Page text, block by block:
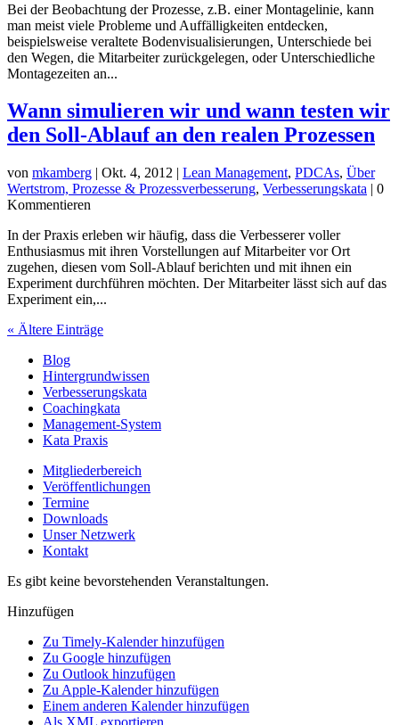
Bei der Beobachtung der Prozesse, z.B. einer Montagelinie, kann
man meist viele Probleme und Auffälligkeiten entdecken,
beispielsweise veraltete Bodenvisualisierungen, Unterschiede bei
den Wegen, die Mitarbeiter zurückgelegen, oder Unterschiedliche
Montagezeiten an...
Wann simulieren wir und wann testen wir
den Soll-Ablauf an den realen Prozessen
von mkamberg | Okt. 4, 2012 | Lean Management, PDCAs, Über
Wertstrom, Prozesse & Prozessverbesserung, Verbesserungskata | 0
Kommentieren
In der Praxis erleben wir häufig, dass die Verbesserer voller
Enthusiasmus mit ihren Vorstellungen auf Mitarbeiter vor Ort
zugehen, diesen vom Soll-Ablauf berichten und mit ihnen ein
Experiment durchführen möchten. Der Mitarbeiter lässt sich auf das
Experiment ein,...
« Ältere Einträge
Blog
Hintergrundwissen
Verbesserungskata
Coachingkata
Management-System
Kata Praxis
Mitgliederbereich
Veröffentlichungen
Termine
Downloads
Unser Netzwerk
Kontakt
Es gibt keine bevorstehenden Veranstaltungen.
Hinzufügen
Zu Timely-Kalender hinzufügen
Zu Google hinzufügen
Zu Outlook hinzufügen
Zu Apple-Kalender hinzufügen
Einem anderen Kalender hinzufügen